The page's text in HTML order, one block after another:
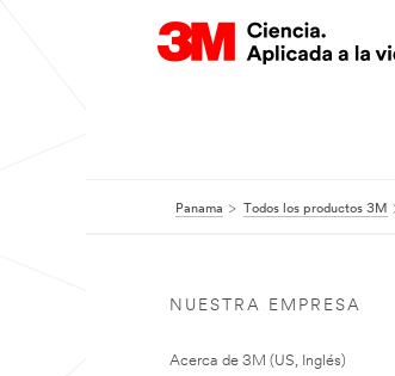
Panama Todos los productos 3M
NUESTRA EMPRESA
Acerca de 3M (US, Inglés)